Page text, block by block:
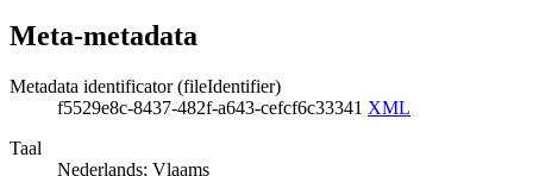
Meta-metadata
Metadata identificator (fileIdentifier)
f5529e8c-8437-482f-a643-cefcf6c33341 XML
Taal
Nederlands; Vlaams